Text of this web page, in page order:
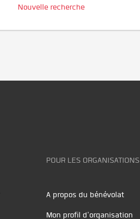
Nouvelle recherche
POUR LES ORGANISATIONS
A propos du bénévolat
Mon profil d'organisation